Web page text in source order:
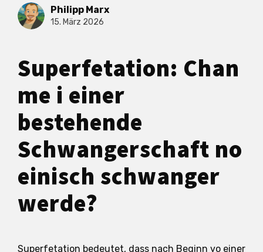
Philipp Marx
15. März 2026
Superfetation: Chan
me i einer
bestehende
Schwangerschaft no
einisch schwanger
werde?
Superfetation bedeutet, dass nach Beginn vo einer